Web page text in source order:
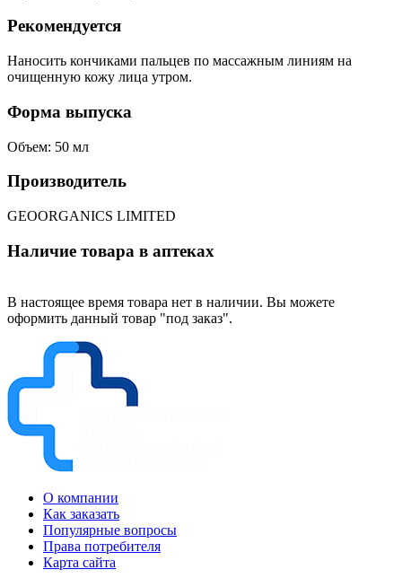
Рекомендуется
Наносить кончиками пальцев по массажным линиям на
очищенную кожу лица утром.
Форма выпуска
Объем: 50 мл
Производитель
GEOORGANICS LIMITED
Наличие товара в аптеках
В настоящее время товара нет в наличии. Вы можете
оформить данный товар "под заказ".
О компании
Как заказать
Популярные вопросы
Права потребителя
Карта сайта